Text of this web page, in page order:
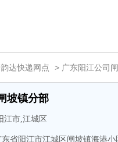
韵达快递网点 > 广东阳江公司
坡镇分部
江市,江城区
省阳江市江城区闸坡镇海港小